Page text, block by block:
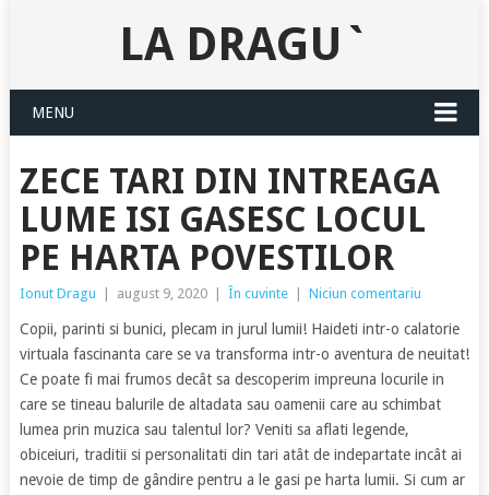
LA DRAGU`
MENU
ZECE TARI DIN INTREAGA
LUME ISI GASESC LOCUL
PE HARTA POVESTILOR
Ionut Dragu august 9, 2020 În cuvinte Niciun comentariu
Copii, parinti si bunici, plecam in jurul lumii! Haideti intr-o calatorie
virtuala fascinanta care se va transforma intr-o aventura de neuitat!
Ce poate fi mai frumos decât sa descoperim impreuna locurile in
care se tineau balurile de altadata sau oamenii care au schimbat
lumea prin muzica sau talentul lor? Veniti sa aflati legende,
obiceiuri, traditii si personalitati din tari atât de indepartate incât ai
nevoie de timp de gândire pentru a le gasi pe harta lumii. Si cum ar